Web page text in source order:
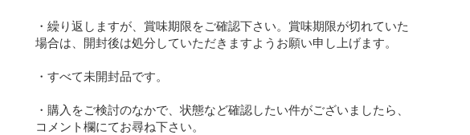
・繰り返しますが、賞味期限をご確認下さい。賞味期限が切れていた
場合は、開封後は処分していただきますようお願い申し上げます。
・すべて未開封品です。
・購入をご検討のなかで、状態など確認したい件がございましたら、
コメント欄にてお尋ね下さい。